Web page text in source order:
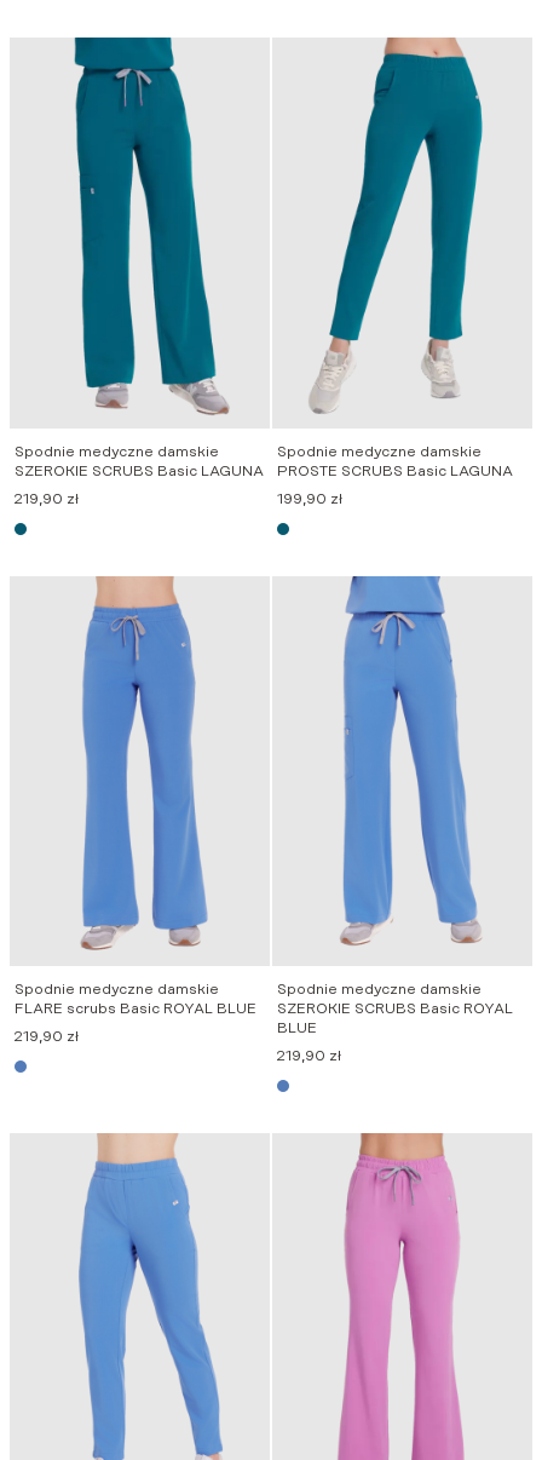
Spodnie medyczne damskie
SZEROKIE SCRUBS Basic LAGUNA
219,90 zł
Spodnie medyczne damskie
PROSTE SCRUBS Basic LAGUNA
199,90 zł
Spodnie medyczne damskie
FLARE scrubs Basic ROYAL BLUE
219,90 zł
Spodnie medyczne damskie
SZEROKIE SCRUBS Basic ROYAL
BLUE
219,90 zł